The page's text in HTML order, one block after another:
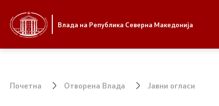
Влада на Република Северна Македонија
Стратешки приоритети и програма
Почетна Отворена Влада Јавни огласи